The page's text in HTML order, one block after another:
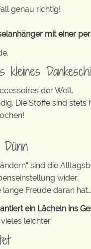
genau richtig!
mit einer
kleines
der Welt.
Die Stoffe sind
sind die
wider.
Freude daran hat…
ein Lächeln ins
leichter.